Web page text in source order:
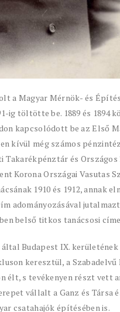
a Magyar Mérnök- és
ig töltötte be. 1889 és 1894
kapcsolódott be az Első
kívül még számos
Takarékpénztár és
Korona Országai Vasutas
1910 és 1912, annak
adományozásával
belső titkos tanácsosi
Budapest IX.
keresztül, a
élt, s tevékenyen részt vett
vállalt a Ganz és Társa
csatahajók építésében is.